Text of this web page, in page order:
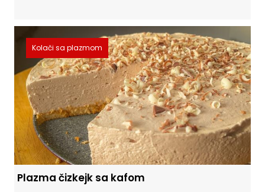
Kolači sa plazmom
Plazma čizkejk sa kafom